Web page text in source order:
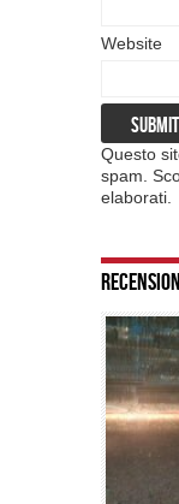
Website
Questo
spam.
elaborati.